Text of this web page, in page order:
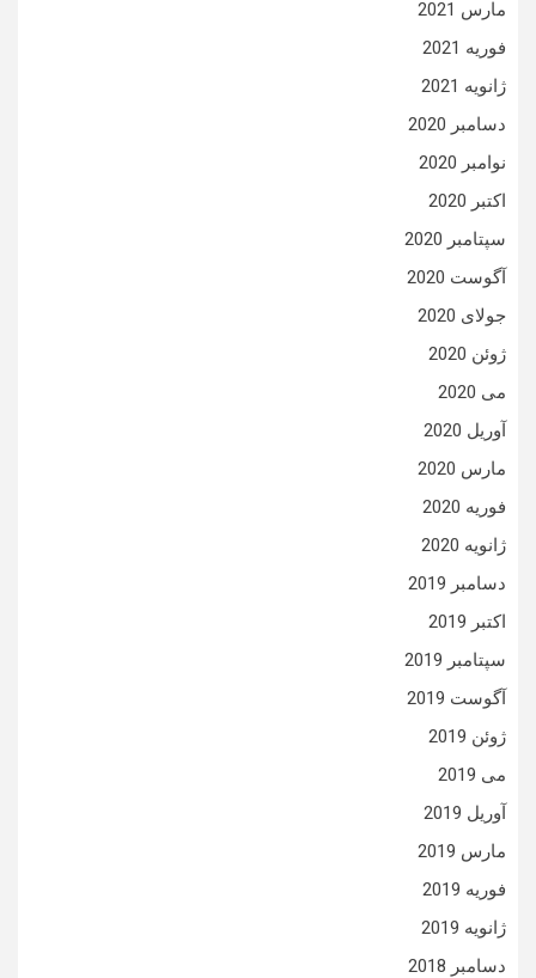
مارس 2021
فوریه 2021
ژانویه 2021
دسامبر 2020
نوامبر 2020
اکتبر 2020
سپتامبر 2020
آگوست 2020
جولای 2020
ژوئن 2020
می 2020
آوریل 2020
مارس 2020
فوریه 2020
ژانویه 2020
دسامبر 2019
اکتبر 2019
سپتامبر 2019
آگوست 2019
ژوئن 2019
می 2019
آوریل 2019
مارس 2019
فوریه 2019
ژانویه 2019
دسامبر 2018